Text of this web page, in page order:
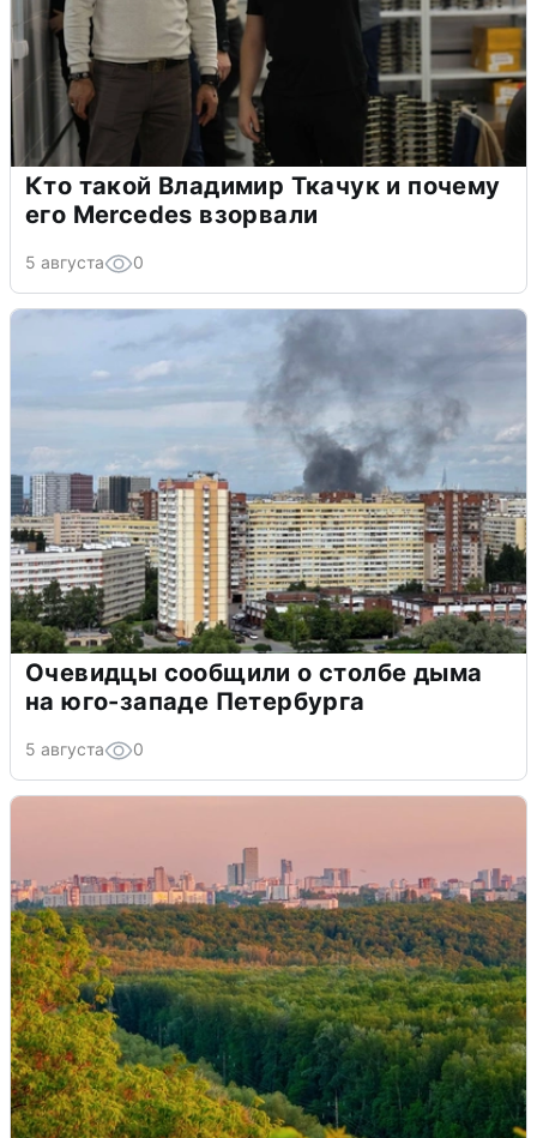
Кто такой Владимир Ткачук и почему
его Mercedes взорвали
5 августа 0
Очевидцы сообщили о столбе дыма
на юго-западе Петербурга
5 августа 0